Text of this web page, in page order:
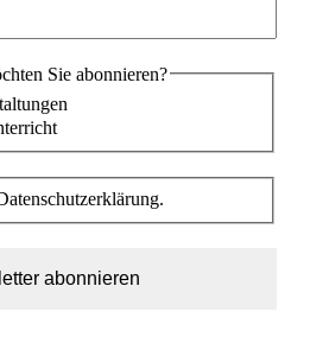
Sie abonnieren?